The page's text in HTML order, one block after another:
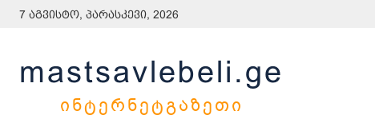
7 აგვისტო, პარასკევი, 2026
mastsavlebeli.ge
ᲘᲜᲢᲔᲠᲜᲔᲢᲒᲐᲖᲔᲗᲘ